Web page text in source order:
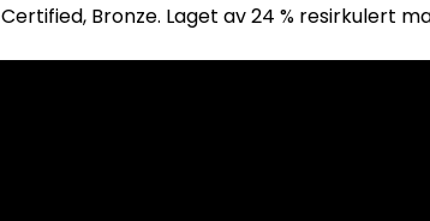
Bronze. Laget av 24 % resirkulert